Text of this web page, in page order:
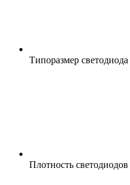
Типоразмер светодиода
Плотность светодиодов